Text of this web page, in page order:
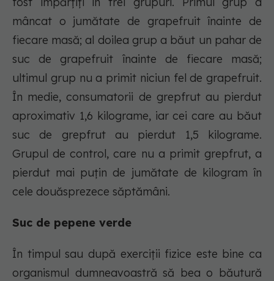
mâncat o jumătate de grapefruit înainte de
fiecare masă; al doilea grup a băut un pahar de
suc de grapefruit înainte de fiecare masă;
ultimul grup nu a primit niciun fel de grapefruit.
În medie, consumatorii de grepfrut au pierdut
aproximativ 1,6 kilograme, iar cei care au băut
suc de grepfrut au pierdut 1,5 kilograme.
Grupul de control, care nu a primit grepfrut, a
pierdut mai puțin de jumătate de kilogram în
cele douăsprezece săptămâni.
Suc de pepene verde
În timpul sau după exerciții fizice este bine ca
organismul dumneavoastră să bea o băutură